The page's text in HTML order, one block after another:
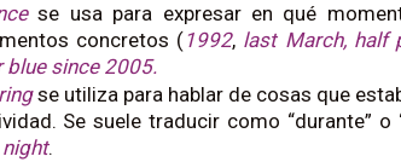
se usa para expresar en qué
concretos (1992, last March, half
blue since 2005.
se utiliza para hablar de cosas que
Se suele traducir como “durante” o
.